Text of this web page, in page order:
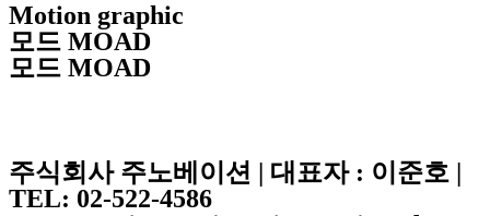
Motion graphic
모드 MOAD
모드 MOAD
주식회사 주노베이션 | 대표자 : 이준호 |
TEL: 02-522-4586